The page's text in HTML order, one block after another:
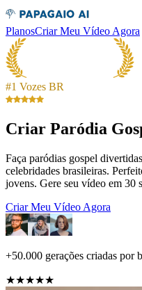
PlanosCriar Meu Vídeo Agora
#1 Vozes BR
Criar Paródia
Faça paródias gospel
celebridades brasileiras.
jovens. Gere seu vídeo em 30
Criar Meu Vídeo Agora
+50.000 gerações criadas por
★★★★★